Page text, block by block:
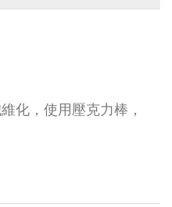
化，使用壓克力棒，